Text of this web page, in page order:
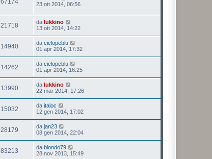
67174
23 ott 2014, 06:56
21718 da lukkino
13 ott 2014, 14:22
14940 da ciclopeblu
01 apr 2014, 17:32
14262 da ciclopeblu
01 apr 2014, 16:25
13990 da lukkino
22 mar 2014, 17:26
15032 da italoc
12 gen 2014, 17:02
28179 da jan23
08 gen 2014, 22:04
83213 da biondo79
28 nov 2013, 15:49